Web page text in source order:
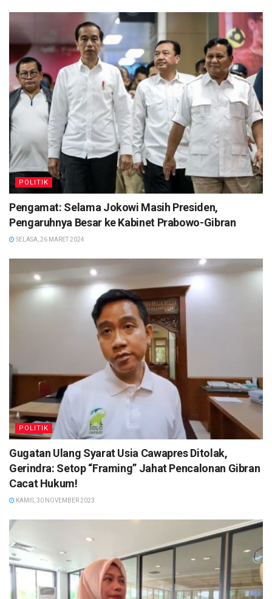
POLITIK
Pengamat: Selama Jokowi Masih Presiden,
Pengaruhnya Besar ke Kabinet Prabowo-Gibran
SELASA, 26 MARET 2024
POLITIK
Gugatan Ulang Syarat Usia Cawapres Ditolak,
Gerindra: Setop “Framing” Jahat Pencalonan Gibran
Cacat Hukum!
KAMIS, 30 NOVEMBER 2023